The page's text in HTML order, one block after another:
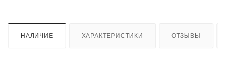
НАЛИЧИЕ ХАРАКТЕРИСТИКИ ОТЗЫВЫ